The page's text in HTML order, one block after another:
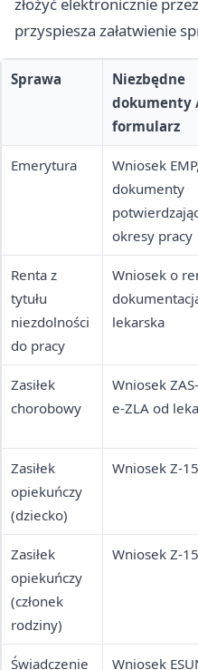
złożyć elektronicznie
przyspiesza załatwienie
Sprawa
Niezbędne
dokumenty
formularz
Emerytura
Wniosek EMP,
dokumenty
okresy pracy
Renta z
tytułu
niezdolności
do pracy
Wniosek o
lekarska
Zasiłek
chorobowy
Wniosek
e-ZLA od
Zasiłek
opiekuńczy
(dziecko)
Wniosek Z-
Zasiłek
opiekuńczy
(członek
rodziny)
Wniosek Z-
Świadczenie
Wniosek